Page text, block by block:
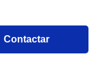
Contactar